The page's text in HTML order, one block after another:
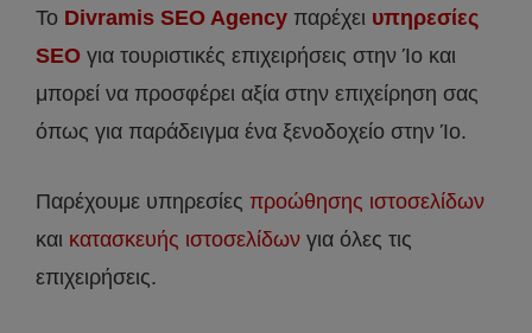
Το Divramis SEO Agency παρέχει υπηρεσίες
SEO για τουριστικές επιχειρήσεις στην Ίο και
μπορεί να προσφέρει αξία στην επιχείρηση σας
όπως για παράδειγμα ένα ξενοδοχείο στην Ίο.
Παρέχουμε υπηρεσίες προώθησης ιστοσελίδων
και κατασκευής ιστοσελίδων για όλες τις
επιχειρήσεις.